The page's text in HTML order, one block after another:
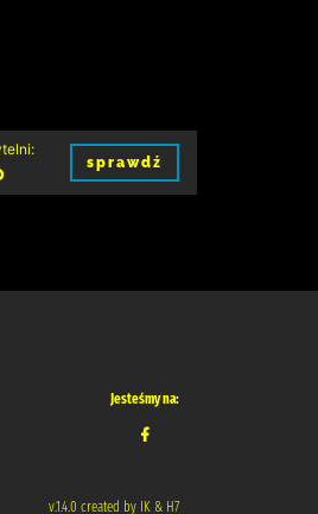
sprawdź
Jesteśmy na:
v.1.4.0 created by IK & H7